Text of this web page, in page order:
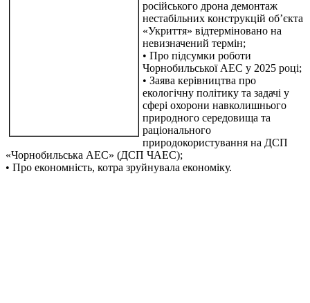
російського дрона демонтаж
нестабільних конструкцій обʼєкта
«Укриття» відтерміновано на
невизначений термін;
• Про підсумки роботи
Чорнобильської АЕС у 2025 році;
• Заява керівництва про
екологічну політику та задачі у
сфері охорони навколишнього
природного середовища та
раціонального
природокористування на ДСП
«Чорнобильська АЕС» (ДСП ЧАЕС);
• Про економність, котра зруйнувала економіку.